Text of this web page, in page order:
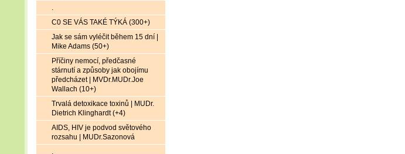
.
C0 SE VÁS TAKÉ TÝKÁ (300+)
Jak se sám vyléčit během 15 dní |
Mike Adams (50+)
Příčiny nemocí, předčasné
stárnutí a způsoby jak obojímu
předcházet | MVDr.MUDr.Joe
Wallach (10+)
Trvalá detoxikace toxinů | MUDr.
Dietrich Klinghardt (+4)
AIDS, HIV je podvod světového
rozsahu | MUDr.Sazonová
.